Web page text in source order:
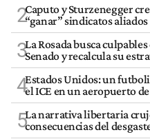
2Caputo y Sturzenegger
“ganar” sindicatos aliados
3La Rosada busca
Senado y recalcula su
4Estados Unidos: un
el ICE en un aeropuerto
5La narrativa libertaria
consecuencias del